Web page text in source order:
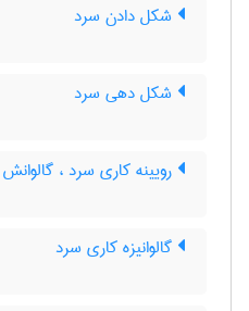
شکل دادن سرد
شکل دهی سرد
رویینه کاری سرد ،
گالوانیزه کاری سرد